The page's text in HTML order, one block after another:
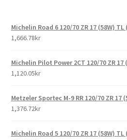
Michelin Road 6 120/70 ZR 17 (58W)
1,666.78kr
Michelin Pilot Power 2CT 120/70 ZR 17
1,120.05kr
Metzeler Sportec M-9 RR 120/70 ZR 17
1,376.72kr
Michelin Road 5 120/70 ZR 17 (58W)